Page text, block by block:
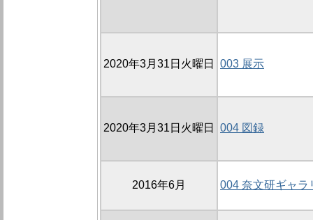
2020年3月31日火曜日 003 展示
2020年3月31日火曜日 004 図録
2016年6月 004 奈文研ギャラ